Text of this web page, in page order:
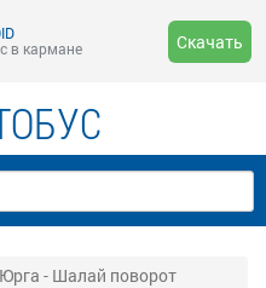
в кармане
Скачать
- Шалай поворот